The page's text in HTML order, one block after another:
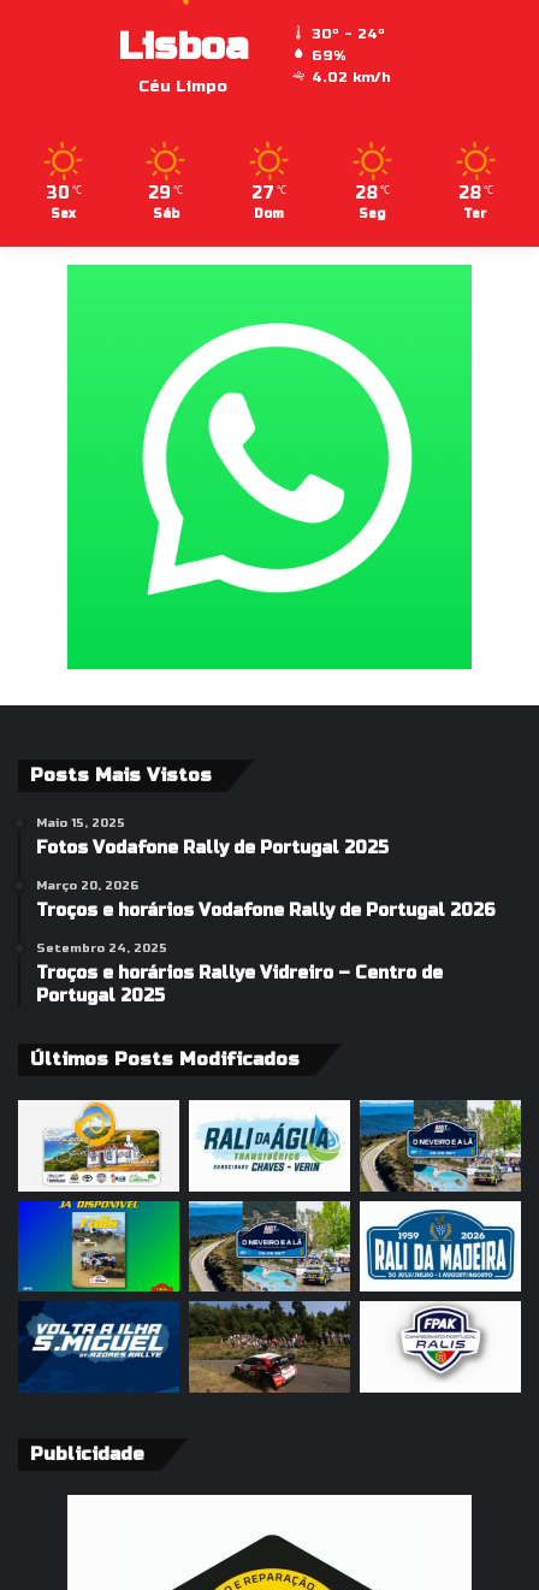
Lisboa
Céu Limpo
30º - 24º
69%
4.02 km/h
30 ℃
Sex
29 ℃
Sáb
27 ℃
Dom
28 ℃
Seg
28 ℃
Ter
Posts Mais Vistos
Maio 15, 2025
Fotos Vodafone Rally de Portugal 2025
Março 20, 2026
Troços e horários Vodafone Rally de Portugal 2026
Setembro 24, 2025
Troços e horários Rallye Vidreiro – Centro de
Portugal 2025
Últimos Posts Modificados
Publicidade